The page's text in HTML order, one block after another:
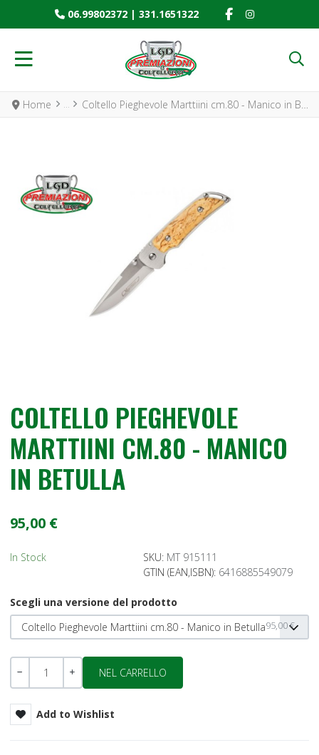
06.99802372| 331.1651322 FACEBOOK
INSTAGRAM
Home Coltello Pieghevole Marttiini cm.80 - Manico in Betulla
COLTELLO PIEGHEVOLE
MARTTIINI CM.80 - MANICO
IN BETULLA
95,00 €
In Stock SKU: MT 915111
GTIN (EAN,ISBN): 6416885549079
Scegli una versione del prodotto
Coltello Pieghevole Marttiini cm.80 - Manico in Betulla95,00 €
Quantità
Add to Wishlist